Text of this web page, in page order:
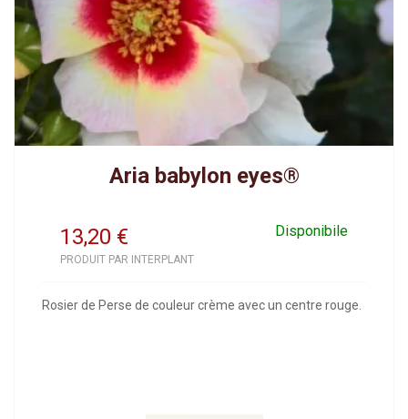
Aria babylon eyes®
13,20 Disponibile
€
PRODUIT PAR INTERPLANT
Rosier de Perse de couleur crème avec un centre rouge.